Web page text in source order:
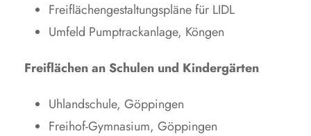
Freiflächengestaltungspläne für LIDL
Umfeld Pumptrackanlage, Köngen
Freiflächen an Schulen und Kindergärten
Uhlandschule, Göppingen
Freihof-Gymnasium, Göppingen